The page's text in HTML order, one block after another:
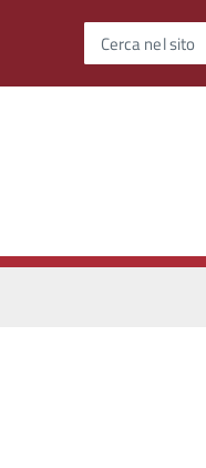
Cerca nel sito